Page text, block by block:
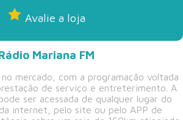
Avalie a loja
Mariana FM
mercado, com a programação voltada
de serviço e entreterimento. A
ser acessada de qualquer lugar do
internet, pelo site ou pelo APP de